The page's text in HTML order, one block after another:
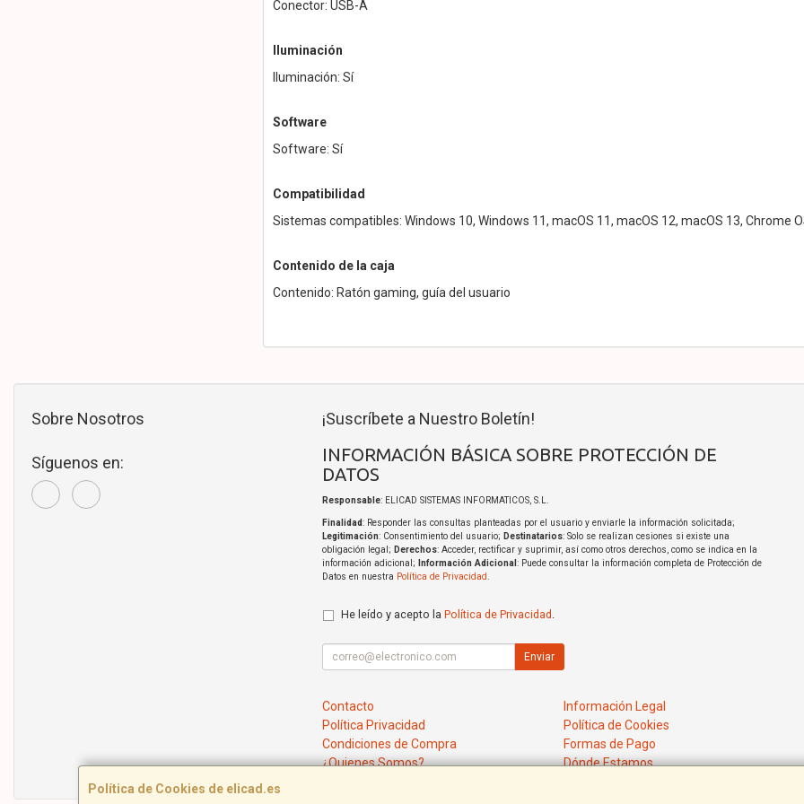
Conector: USB-A
Iluminación
Iluminación: Sí
Software
Software: Sí
Compatibilidad
Sistemas compatibles: Windows 10, Windows 11, macOS 11, macOS 12, macOS 13, Chrome
Contenido de la caja
Contenido: Ratón gaming, guía del usuario
Política de Cookies de elicad.es
Sobre Nosotros
Síguenos en:
¡Suscríbete a Nuestro Boletín!
INFORMACIÓN BÁSICA SOBRE PROTECCIÓN DE
DATOS
Responsable: ELICAD SISTEMAS INFORMATICOS, S.L.
Finalidad: Responder las consultas planteadas por el usuario y enviarle la información solicitada;
Legitimación: Consentimiento del usuario; Destinatarios: Solo se realizan cesiones si existe una
obligación legal; Derechos: Acceder, rectificar y suprimir, así como otros derechos, como se indica en la
información adicional;
Información Adicional : Puede consultar la información completa de Protección de
Datos en nuestra Política de Privacidad.
He leído y acepto la Política de Privacidad .
Enviar
Contacto
Información Legal
Política Privacidad
Política de Cookies
Condiciones de Compra
Formas de Pago
¿Quienes Somos?
Dónde Estamos